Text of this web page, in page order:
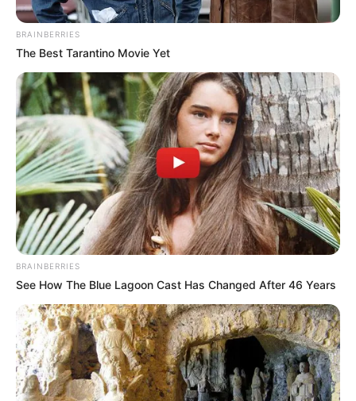
Este ataque se suma a una ola de violencia que las
estructuras criminales han desatado contra los miembros
del cuerpo de custodia. El sindicato reporta una situación
crítica a nivel nacional.
BRAINBERRIES
The Best Tarantino Movie Yet
BRAINBERRIES
See How The Blue Lagoon Cast Has Changed After 46 Years